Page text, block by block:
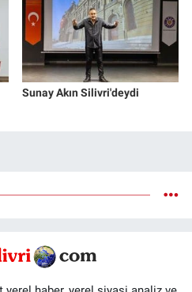
Sunay Akın Silivri'deydi